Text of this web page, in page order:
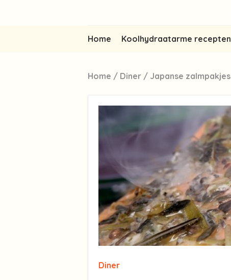
Home Koolhydraatarme recepten
Home / Diner / Japanse zalmpakjes
Diner